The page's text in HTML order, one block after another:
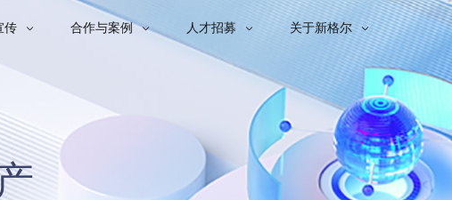
传  合作与案例  人才招募  关于新格尔 
柜子